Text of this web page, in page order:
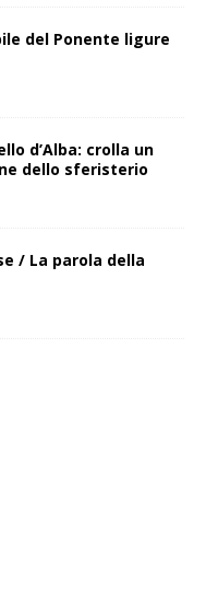
del Ponente ligure
d’Alba: crolla un
dello sferisterio
/ La parola della